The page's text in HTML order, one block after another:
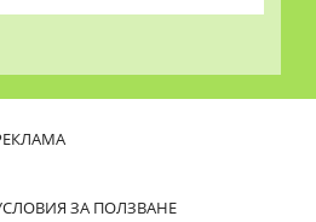
ЗА ПОЛЗВАНЕ